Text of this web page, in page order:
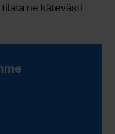
ne kätevästi